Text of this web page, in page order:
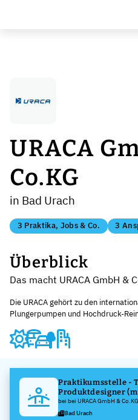
URACA
Co.KG
in Bad Urach
3 Praktika, Jobs & Co. 3
Überblick
Das macht URACA GmbH &
Die URACA gehört zu den
Plungerpumpen und Hochdruck-
Praktikumsstelle -
Produktdesigner
bei bei URACA GmbH & Co.KG
Bad Urach